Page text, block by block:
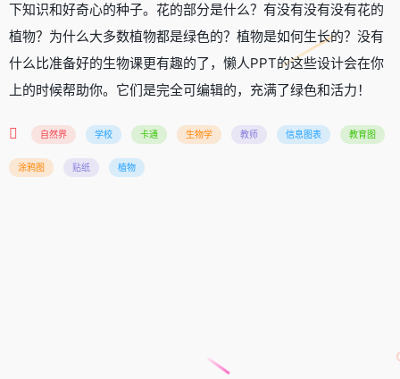
下知识和好奇心的种子。花的部分是什么？有没有没有没有花的
植物？为什么大多数植物都是绿色的？植物是如何生长的？没有
什么比准备好的生物课更有趣的了，懒人PPT的这些设计会在你
上的时候帮助你。它们是完全可编辑的，充满了绿色和活力！
自然界 学校 卡通 生物学 教师 信息图表 教育图
涂鸦图 贴纸 植物